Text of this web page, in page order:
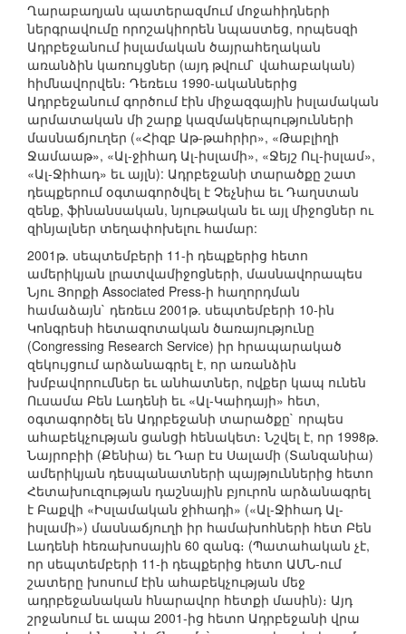
Ղարաբաղյան պատերազմում մոջահիդների
ներգրավումը որոշակիորեն նպաստեց, որպեսզի
Ադրբեջանում իսլամական ծայրահեղական
առանձին կառույցներ (այդ թվում` վահաբական)
հիմնավորվեն։ Դեռեւս 1990-ականներից
Ադրբեջանում գործում էին միջազգային իսլամական
արմատական մի շարք կազմակերպությունների
մասնաճյուղեր («Հիզբ Աթ-թահրիր», «Թաբլիղի
Ջամաաթ», «Ալ-ջիհադ Ալ-իսլամի», «Ջեյշ Ուլ-իսլամ»,
«Ալ-Ջիհադ» եւ այլն): Ադրբեջանի տարածքը շատ
դեպքերում օգտագործվել է Չեչնիա եւ Դաղստան
զենք, ֆինանսական, նյութական եւ այլ միջոցներ ու
զինյալներ տեղափոխելու համար:
2001թ. սեպտեմբերի 11-ի դեպքերից հետո
ամերիկյան լրատվամիջոցների, մասնավորապես
Նյու Յորքի Associated Press-ի հաղորդման
համաձայն` դեռեւս 2001թ. սեպտեմբերի 10-ին
Կոնգրեսի հետազոտական ծառայությունը
(Congressing Research Service) իր հրապարակած
զեկույցում արձանագրել է, որ առանձին
խմբավորումներ եւ անհատներ, ովքեր կապ ունեն
Ուսամա Բեն Լադենի եւ «Ալ-Կաիդայի» հետ,
օգտագործել են Ադրբեջանի տարածքը` որպես
ահաբեկչության ցանցի հենակետ։ Նշվել է, որ 1998թ.
Նայրոբիի (Քենիա) եւ Դար էս Սալամի (Տանզանիա)
ամերիկյան դեսպանատների պայթյուններից հետո
Հետախուզության դաշնային բյուրոն արձանագրել
է Բաքվի «Իսլամական ջիհադի» («Ալ-Ջիհադ Ալ-
իսլամի») մասնաճյուղի իր համախոհների հետ Բեն
Լադենի հեռախոսային 60 զանգ։ (Պատահական չէ,
որ սեպտեմբերի 11-ի դեպքերից հետո ԱՄՆ-ում
շատերը խոսում էին ահաբեկչության մեջ
ադրբեջանական հնարավոր հետքի մասին)։ Այդ
շրջանում եւ ապա 2001-ից հետո Ադրբեջանի վրա